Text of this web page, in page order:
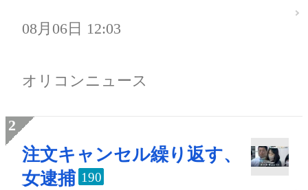
08月06日 12:03
オリコンニュース
注文キャンセル繰り返す、
女逮捕 190